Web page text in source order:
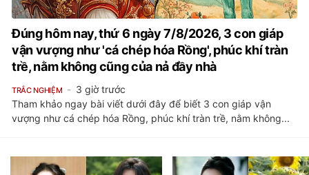
Đúng hôm nay, thứ 6 ngày 7/8/2026, 3 con giáp
vận vượng như 'cá chép hóa Rồng', phúc khí tràn
trề, nằm không cũng của nả đầy nhà
TRẮC NGHIỆM
3 giờ trước
Tham khảo ngay bài viết dưới đây để biết 3 con giáp vận
vượng như cá chép hóa Rồng, phúc khí tràn trề, nằm không...